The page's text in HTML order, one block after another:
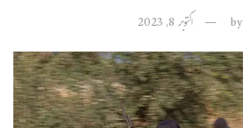
by اکتوبر 8, 2023